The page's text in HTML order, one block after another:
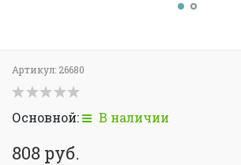
Артикул: 26680
Основной: В наличии
808 руб.